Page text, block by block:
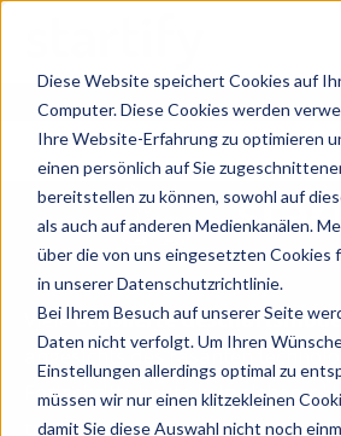
Diese Website speichert Cookies auf
Computer. Diese Cookies werden
Ihre Website-Erfahrung zu optimieren
einen persönlich auf Sie
bereitstellen zu können, sowohl auf
als auch auf anderen Medienkanälen.
über die von uns eingesetzten Cookies
in unserer Datenschutzrichtlinie.
Bei Ihrem Besuch auf unserer Seite
Daten nicht verfolgt. Um Ihren
Einstellungen allerdings optimal zu
müssen wir nur einen klitzekleinen
damit Sie diese Auswahl nicht noch
Viele etablierte
angesichts des rasanten
Fortschritts heute kein sicherer
traditionellen